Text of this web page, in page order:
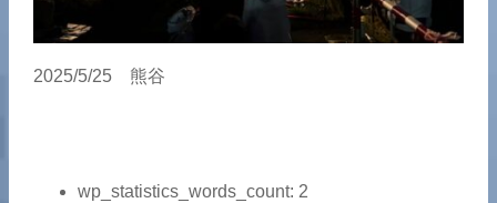
2025/5/25 熊谷
wp_statistics_words_count: 2